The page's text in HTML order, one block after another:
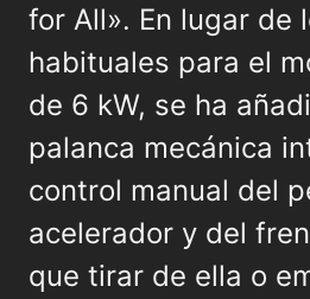
for All». En lugar de
habituales para el
de 6 kW, se ha
palanca mecánica
control manual del
acelerador y del
que tirar de ella o